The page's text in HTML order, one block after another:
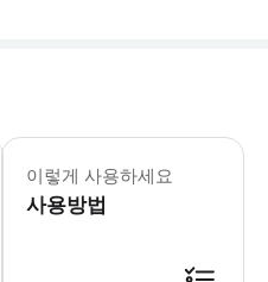
* 소요시간 : 210분 (옵션에 따라 소요
이렇게 사용하세요
사용방법